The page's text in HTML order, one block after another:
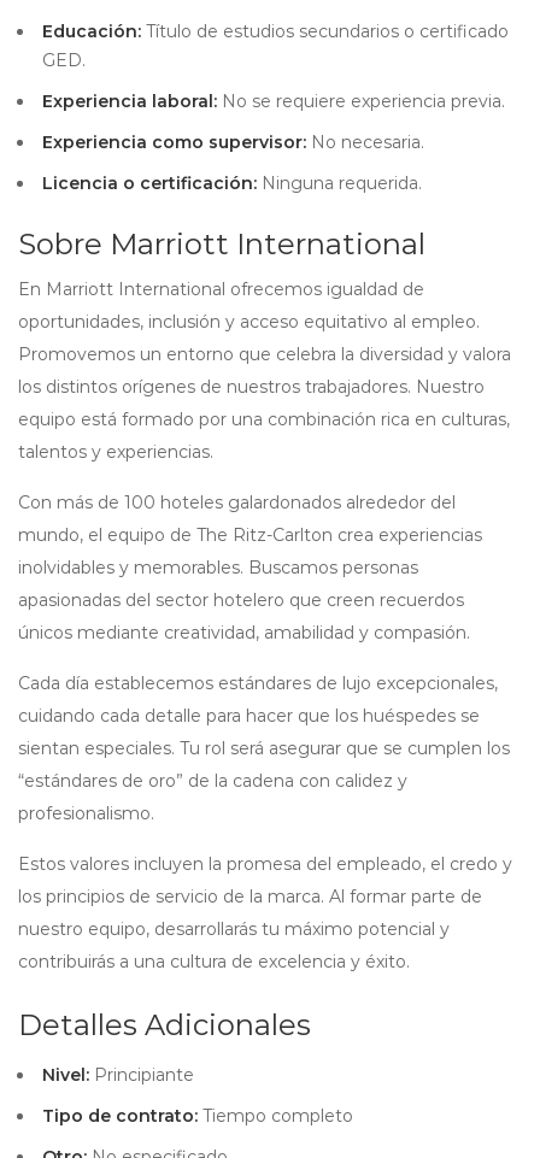
Educación: Título de estudios secundarios o certificado
GED.
Experiencia laboral: No se requiere experiencia previa.
Experiencia como supervisor: No necesaria.
Licencia o certificación: Ninguna requerida.
Sobre Marriott International
En Marriott International ofrecemos igualdad de
oportunidades, inclusión y acceso equitativo al empleo.
Promovemos un entorno que celebra la diversidad y valora
los distintos orígenes de nuestros trabajadores. Nuestro
equipo está formado por una combinación rica en culturas,
talentos y experiencias.
Con más de 100 hoteles galardonados alrededor del
mundo, el equipo de The Ritz-Carlton crea experiencias
inolvidables y memorables. Buscamos personas
apasionadas del sector hotelero que creen recuerdos
únicos mediante creatividad, amabilidad y compasión.
Cada día establecemos estándares de lujo excepcionales,
cuidando cada detalle para hacer que los huéspedes se
sientan especiales. Tu rol será asegurar que se cumplen los
“estándares de oro” de la cadena con calidez y
profesionalismo.
Estos valores incluyen la promesa del empleado, el credo y
los principios de servicio de la marca. Al formar parte de
nuestro equipo, desarrollarás tu máximo potencial y
contribuirás a una cultura de excelencia y éxito.
Detalles Adicionales
Nivel: Principiante
Tipo de contrato: Tiempo completo